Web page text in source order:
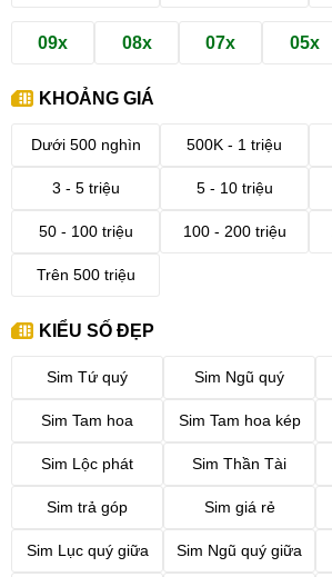
09x 08x 07x 05x
KHOẢNG GIÁ
Dưới 500 nghìn 500K - 1 triệu
3 - 5 triệu 5 - 10 triệu
50 - 100 triệu 100 - 200 triệu
Trên 500 triệu
KIỂU SỐ ĐẸP
Sim Tứ quý Sim Ngũ quý
Sim Tam hoa Sim Tam hoa kép
Sim Lộc phát Sim Thần Tài
Sim trả góp Sim giá rẻ
Sim Lục quý giữa Sim Ngũ quý giữa